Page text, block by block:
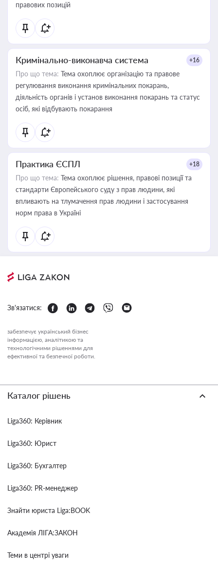
правових позицій
Кримінально-виконавча система +16
Про що тема: Тема охоплює організацію та правове
регулювання виконання кримінальних покарань,
діяльність органів і установ виконання покарань та статус
осіб, які відбувають покарання
Практика ЄСПЛ +18
Про що тема: Тема охоплює рішення, правові позиції та
стандарти Європейського суду з прав людини, які
впливають на тлумачення прав людини і застосування
норм права в Україні
Зв'язатися:
забезпечує український бізнес
інформацією, аналітикою та
технологічними рішеннями для
ефективної та безпечної роботи.
Каталог рішень
Liga360: Керівник
Liga360: Юрист
Liga360: Бухгалтер
Liga360: PR-менеджер
Знайти юриста Liga:BOOK
Академія ЛІГА:ЗАКОН
Теми в центрі уваги